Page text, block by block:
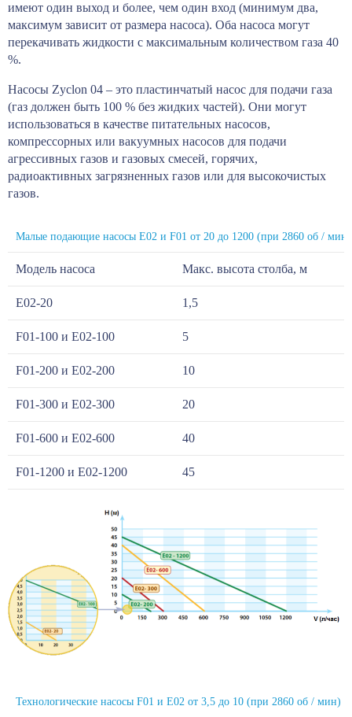
имеют один выход и более, чем один вход (минимум два,
максимум зависит от размера насоса). Оба насоса могут
перекачивать жидкости с максимальным количеством газа 40
%.
Насосы Zyclon 04 – это пластинчатый насос для подачи газа
(газ должен быть 100 % без жидких частей). Они могут
использоваться в качестве питательных насосов,
компрессорных или вакуумных насосов для подачи
агрессивных газов и газовых смесей, горячих,
радиоактивных загрязненных газов или для высокочистых
газов.
Малые подающие насосы E02 и F01 от 20 до 1200 (при 2860 об / мин)
Модель насоса Макс. высота столба, м
E02-20 1,5
F01-100 и E02-100 5
F01-200 и E02-200 10
F01-300 и E02-300 20
F01-600 и E02-600 40
F01-1200 и E02-1200 45
Технологические насосы F01 и E02 от 3,5 до 10 (при 2860 об / мин)